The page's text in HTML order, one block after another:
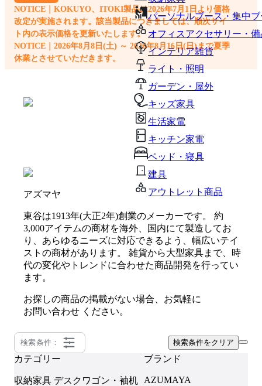
パーソナルブース・集中
オフィスアクセサリー・備
インテリア雑貨
ライト・照明
ガーデン・屋外
キッズ家具
生活家電
キッチン家電
ベッド・寝具
建具
アウトレット商品
NOTICE｜KOKUYO、ITOKI製品は2026年7月1日より価格
改定が実施されます。該当製品につきましては、順次サイ
ト内の表示価格を更新いたします。
NOTICE｜2026年8月8日(土) ～ 2026年8月16日(日)まで夏季
休業とさせていただきます。
アズマヤ
東谷は1913年(大正2年)創業のメーカーです。 約
3,000アイテムの商材を海外、国内にて製造してお
り、あらゆるニーズに対応できるよう、幅広いテイ
ストの商材があります。 雑貨から大型家具まで、時
代の変化やトレンドに合わせた商品開発を行ってい
ます。
お探しの商品の掲載がない場合、お気軽に
お問い合わせ ください。
検索条件： 検索条件をクリア
カテゴリー
収納家具 デスクワゴン・袖机
ブランド
AZUMAYA